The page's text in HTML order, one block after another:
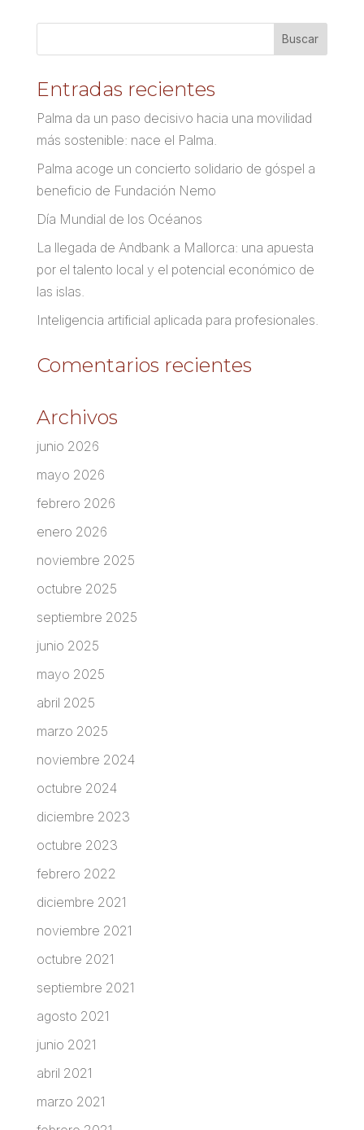
Entradas recientes
Palma da un paso decisivo hacia una movilidad
más sostenible: nace el Palma.
Palma acoge un concierto solidario de góspel a
beneficio de Fundación Nemo
Día Mundial de los Océanos
La llegada de Andbank a Mallorca: una apuesta
por el talento local y el potencial económico de
las islas.
Inteligencia artificial aplicada para profesionales.
Comentarios recientes
Archivos
junio 2026
mayo 2026
febrero 2026
enero 2026
noviembre 2025
octubre 2025
septiembre 2025
junio 2025
mayo 2025
abril 2025
marzo 2025
noviembre 2024
octubre 2024
diciembre 2023
octubre 2023
febrero 2022
diciembre 2021
noviembre 2021
octubre 2021
septiembre 2021
agosto 2021
junio 2021
abril 2021
marzo 2021